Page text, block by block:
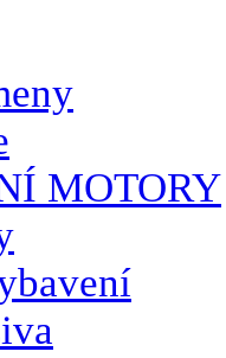
MOTORY